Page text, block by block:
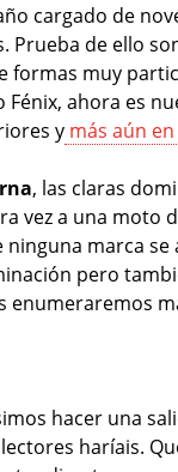
cargado de
Prueba de ello
formas muy
Fénix, ahora es
y más aún en
, las claras
vez a una moto
marca se
pero
enumeraremos
hacer una
haríais.